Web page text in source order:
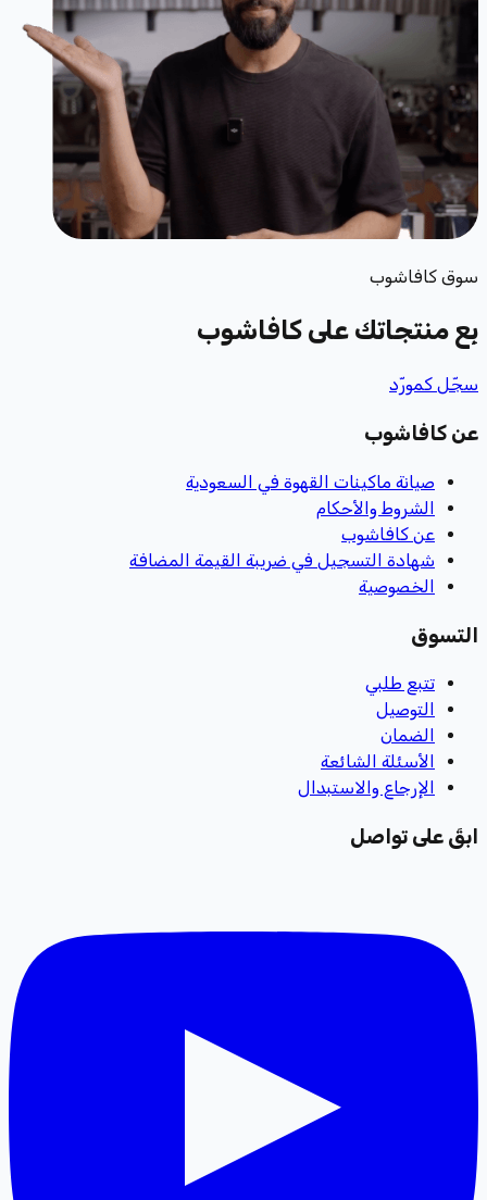
سوق كافاشوب
بِع منتجاتك على كافاشوب
سجّل كمورّد
عن كافاشوب
صيانة ماكينات القهوة في السعودية
الشروط والأحكام
عن كافاشوب
شهادة التسجيل في ضريبة القيمة المضافة
الخصوصية
التسوق
تتبع طلبي
التوصيل
الضمان
الأسئلة الشائعة
الإرجاع والاستبدال
ابقَ على تواصل